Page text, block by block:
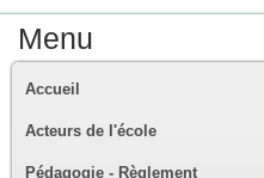
Menu
Accueil
Acteurs de l'école
Pédagogie - Règlement